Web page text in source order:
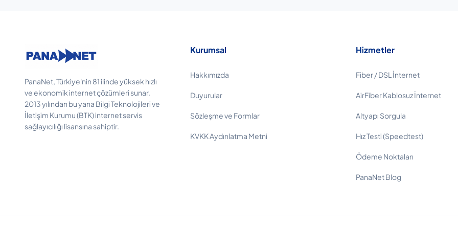
PanaNet, Türkiye'nin 81 ilinde yüksek hızlı
ve ekonomik internet çözümleri sunar.
2013 yılından bu yana Bilgi Teknolojileri ve
İletişim Kurumu (BTK) internet servis
sağlayıcılığı lisansına sahiptir.
Kurumsal
Hakkımızda
Duyurular
Sözleşme ve Formlar
KVKK Aydınlatma Metni
Hizmetler
Fiber / DSL İnternet
AirFiber Kablosuz İnternet
Altyapı Sorgula
Hız Testi (Speedtest)
Ödeme Noktaları
PanaNet Blog